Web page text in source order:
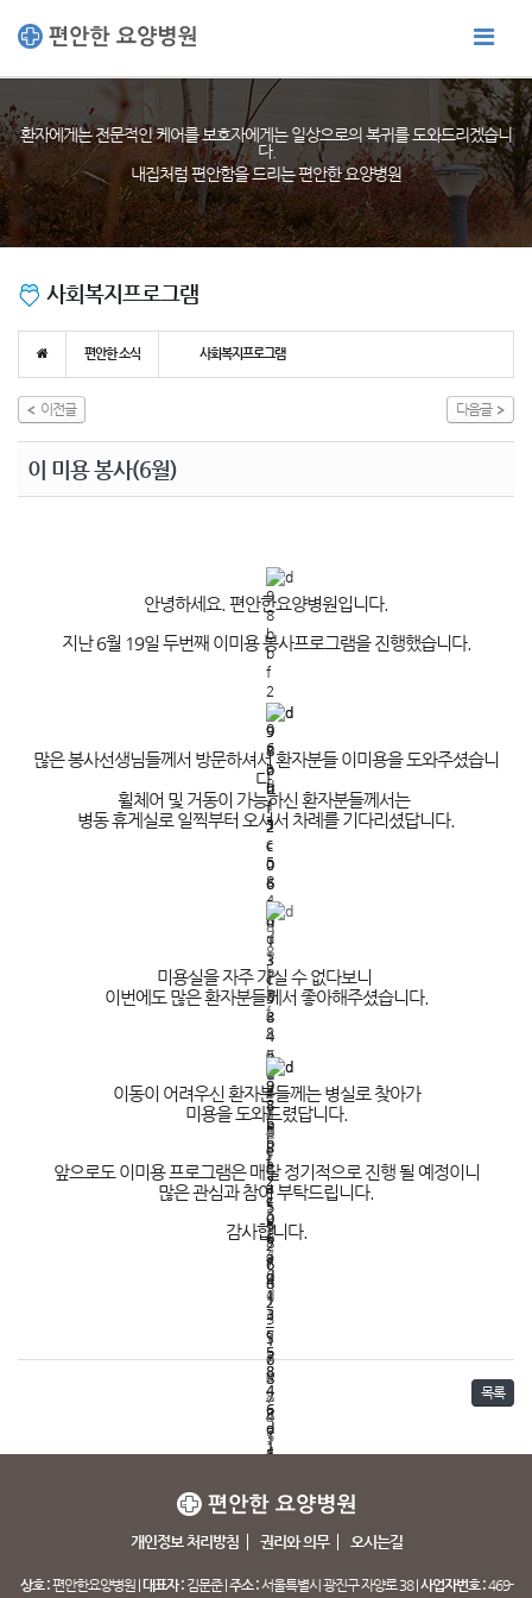
환자에게는 전문적인 케어를 보호자에게는 일상으로의 복귀를 도와드리겠습니
다.
내집처럼 편안함을 드리는 편안한 요양병원
사회복지프로그램
편안한 소식 사회복지프로그램
이전글 다음글
이 미용 봉사(6월)
안녕하세요. 편안한요양병원입니다.
지난 6월 19일 두번째 이미용 봉사프로그램을 진행했습니다.
많은 봉사선생님들께서 방문하셔서 환자분들 이미용을 도와주셨습니
다.
휠체어 및 거동이 가능하신 환자분들께서는
병동 휴게실로 일찍부터 오셔서 차례를 기다리셨답니다.
미용실을 자주 가실 수 없다보니
이번에도 많은 환자분들께서 좋아해주셨습니다.
이동이 어려우신 환자분들께는 병실로 찾아가
미용을 도와드렸답니다.
앞으로도 이미용 프로그램은 매달 정기적으로 진행 될 예정이니
많은 관심과 참여 부탁드립니다.
감사합니다.
목록
개인정보 처리방침 권리와 의무 오시는길
상호 :편안한요양병원 | 대표자 :김문준 | 주소 :서울특별시 광진구 자양로 38 | 사업자번호 :469-